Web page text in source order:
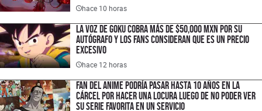
hace 10 horas
La voz de Goku cobra más de $50,000 MXN por su
autógrafo y los fans consideran que es un precio
excesivo
hace 12 horas
Fan del anime podría pasar hasta 10 años en la
cárcel por hacer una locura luego de no poder ver
su serie favorita en un servicio